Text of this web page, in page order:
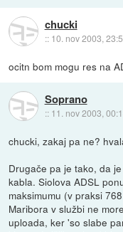
chucki
:: 10. nov 2003,
ocitn bom mogu res na
Soprano
:: 11. nov 2003,
chucki, zakaj pa ne?
Drugače pa je tako, da
kabla. Siolova ADSL
maksimumu (v praksi
Maribora v službi ne
uploada, ker 'so slabe